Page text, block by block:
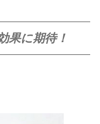
果に期待！